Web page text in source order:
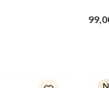
Cena